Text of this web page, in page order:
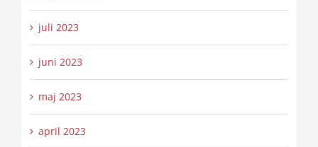
juli 2023
juni 2023
maj 2023
april 2023